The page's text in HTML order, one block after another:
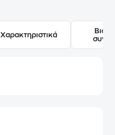
Χαρακτηριστικά